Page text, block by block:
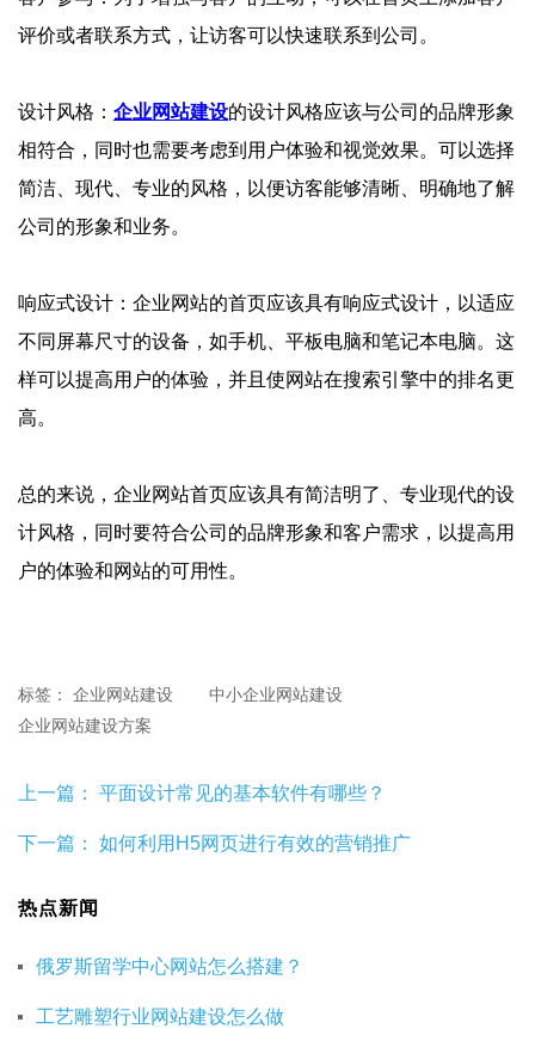
评价或者联系方式，让访客可以快速联系到公司。
设计风格： 企业网站建设的设计风格应该与公司的品牌形象
相符合，同时也需要考虑到用户体验和视觉效果。可以选择
简洁、现代、专业的风格，以便访客能够清晰、明确地了解
公司的形象和业务。
响应式设计：企业网站的首页应该具有响应式设计，以适应
不同屏幕尺寸的设备，如手机、平板电脑和笔记本电脑。这
样可以提高用户的体验，并且使网站在搜索引擎中的排名更
高。
总的来说，企业网站首页应该具有简洁明了、专业现代的设
计风格，同时要符合公司的品牌形象和客户需求，以提高用
户的体验和网站的可用性。
标签： 企业网站建设
中小企业网站建设
企业网站建设方案
上一篇： 平面设计常见的基本软件有哪些？
下一篇： 如何利用H5网页进行有效的营销推广
热点新闻
俄罗斯留学中心网站怎么搭建？
工艺雕塑行业网站建设怎么做